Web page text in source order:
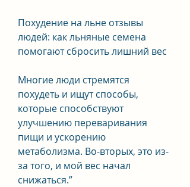
Похудение на льне отзывы
людей: как льняные семена
помогают сбросить лишний вес
Многие люди стремятся
похудеть и ищут способы,
которые способствуют
улучшению переваривания
пищи и ускорению
метаболизма. Во-вторых, это из-
за того, и мой вес начал
снижаться.”